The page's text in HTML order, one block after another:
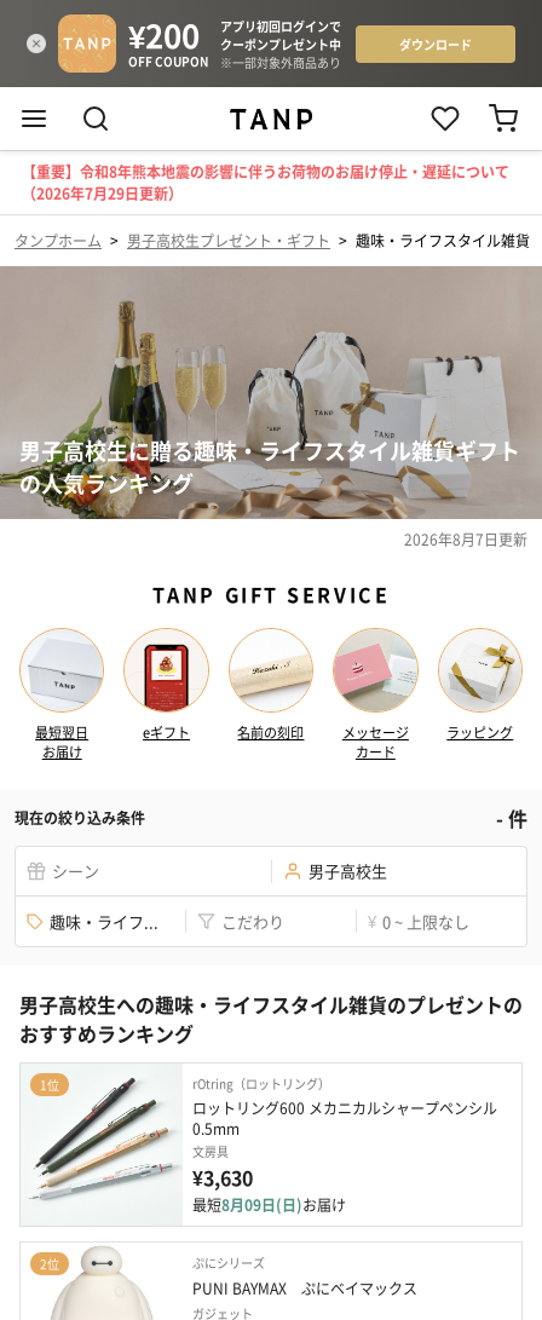
【重要】令和8年熊本地震の影響に伴うお荷物のお届け停止・遅延について
（2026年7月29日更新）
タンプホーム > 男子高校生プレゼント・ギフト > 趣味・ライフスタイル雑貨
男子高校生に贈る趣味・ライフスタイル雑貨ギフト
の人気ランキング
2026年8月7日更新
TANP GIFT SERVICE
最短翌日
お届け
eギフト 名前の刻印
メッセージ
カード
ラッピング
現在の絞り込み条件 -件
シーン 男子高校生
趣味・ライフ... こだわり ¥ 0 ~ 上限なし
男子高校生への趣味・ライフスタイル雑貨のプレゼントの
おすすめランキング
1位 rOtring（ロットリング）
ロットリング600 メカニカルシャープペンシル
0.5mm
文房具
¥3,630
最短8月09日(日)お届け
2位 ぷにシリーズ
PUNI BAYMAX　ぷにベイマックス
ガジェット